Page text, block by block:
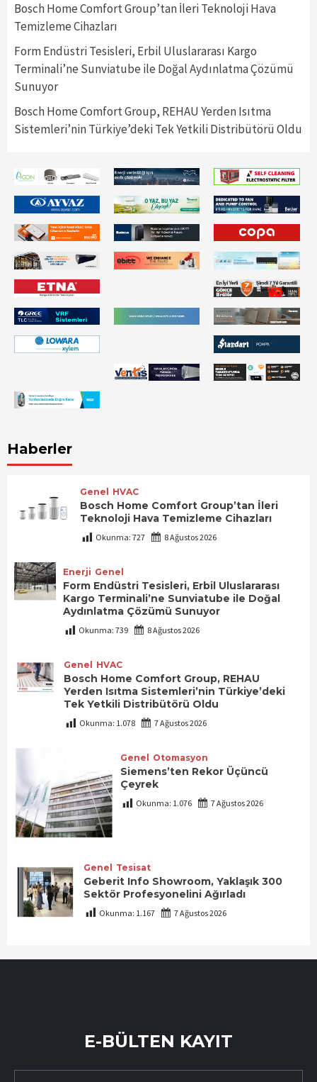
Bosch Home Comfort Group’tan İleri Teknoloji Hava
Temizleme Cihazları
Form Endüstri Tesisleri, Erbil Uluslararası Kargo
Terminali’ne Sunviatube ile Doğal Aydınlatma Çözümü
Sunuyor
Bosch Home Comfort Group, REHAU Yerden Isıtma
Sistemleri’nin Türkiye’deki Tek Yetkili Distribütörü Oldu
Haberler
Genel HVAC
Bosch Home Comfort Group’tan İleri
Teknoloji Hava Temizleme Cihazları
Okunma: 727 8 Ağustos 2026
Enerji Genel
Form Endüstri Tesisleri, Erbil Uluslararası
Kargo Terminali’ne Sunviatube ile Doğal
Aydınlatma Çözümü Sunuyor
Okunma: 739 8 Ağustos 2026
Genel HVAC
Bosch Home Comfort Group, REHAU
Yerden Isıtma Sistemleri’nin Türkiye’deki
Tek Yetkili Distribütörü Oldu
Okunma: 1.078 7 Ağustos 2026
Genel Otomasyon
Siemens’ten Rekor Üçüncü
Çeyrek
Okunma: 1.076 7 Ağustos 2026
Genel Tesisat
Geberit Info Showroom, Yaklaşık 300
Sektör Profesyonelini Ağırladı
Okunma: 1.167 7 Ağustos 2026
E-BÜLTEN KAYIT